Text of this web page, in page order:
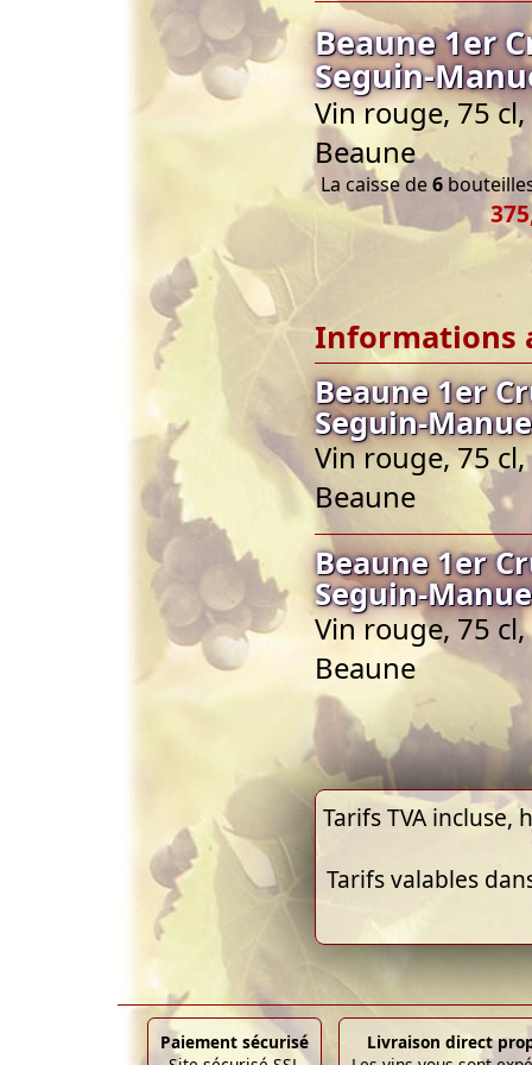
Beaune 1er
Seguin-
Vin rouge, 75
Beaune
La caisse de6
Informations
Beaune 1er
Seguin-
Vin rouge, 75
Beaune
Beaune 1er
Seguin-
Vin rouge, 75
Beaune
Tarifs TVA
Tarifs valables
Paiement sécurisé
Livraison direct